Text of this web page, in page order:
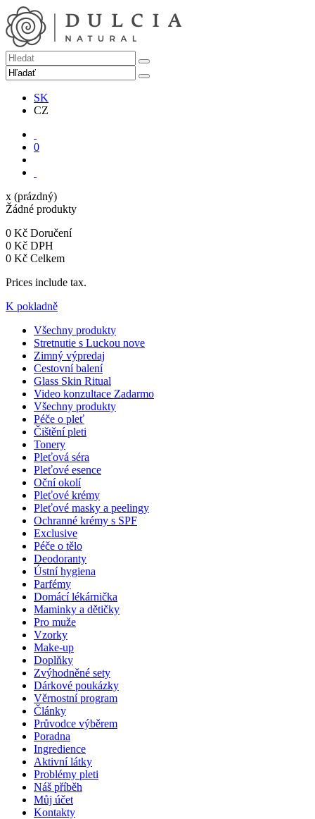
SK
CZ
0
x (prázdný)
Žádné produkty
0 Kč Doručení
0 Kč DPH
0 Kč Celkem
Prices include tax.
K pokladně
Všechny produkty
Stretnutie s Luckou nove
Zimný výpredaj
Cestovní balení
Glass Skin Ritual
Video konzultace Zadarmo
Všechny produkty
Péče o pleť
Čištění pleti
Tonery
Pleťová séra
Pleťové esence
Oční okolí
Pleťové krémy
Pleťové masky a peelingy
Ochranné krémy s SPF
Exclusive
Péče o tělo
Deodoranty
Ústní hygiena
Parfémy
Domácí lékárnička
Maminky a dětičky
Pro muže
Vzorky
Make-up
Doplňky
Zvýhodněné sety
Dárkové poukázky
Věrnostní program
Články
Průvodce výběrem
Poradna
Ingredience
Aktivní látky
Problémy pleti
Náš příběh
Můj účet
Kontakty